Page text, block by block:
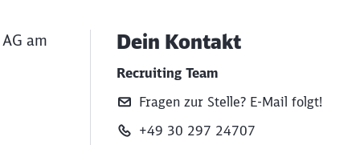
am
Dein Kontakt
Recruiting Team
Fragen zur Stelle? E‑Mail folgt!
+49 30 297 24707